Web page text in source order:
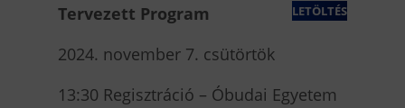
LETÖLTÉS
Tervezett Program
2024. november 7. csütörtök
13:30 Regisztráció – Óbudai Egyetem